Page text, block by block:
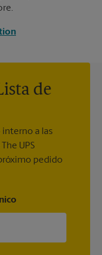
de
interno a las
UPS
pedido